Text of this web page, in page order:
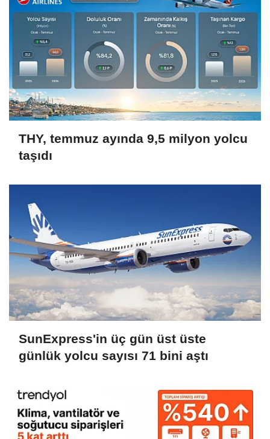
THY, temmuz ayında 9,5 milyon yolcu
taşıdı
SunExpress'in üç gün üst üste
günlük yolcu sayısı 71 bini aştı